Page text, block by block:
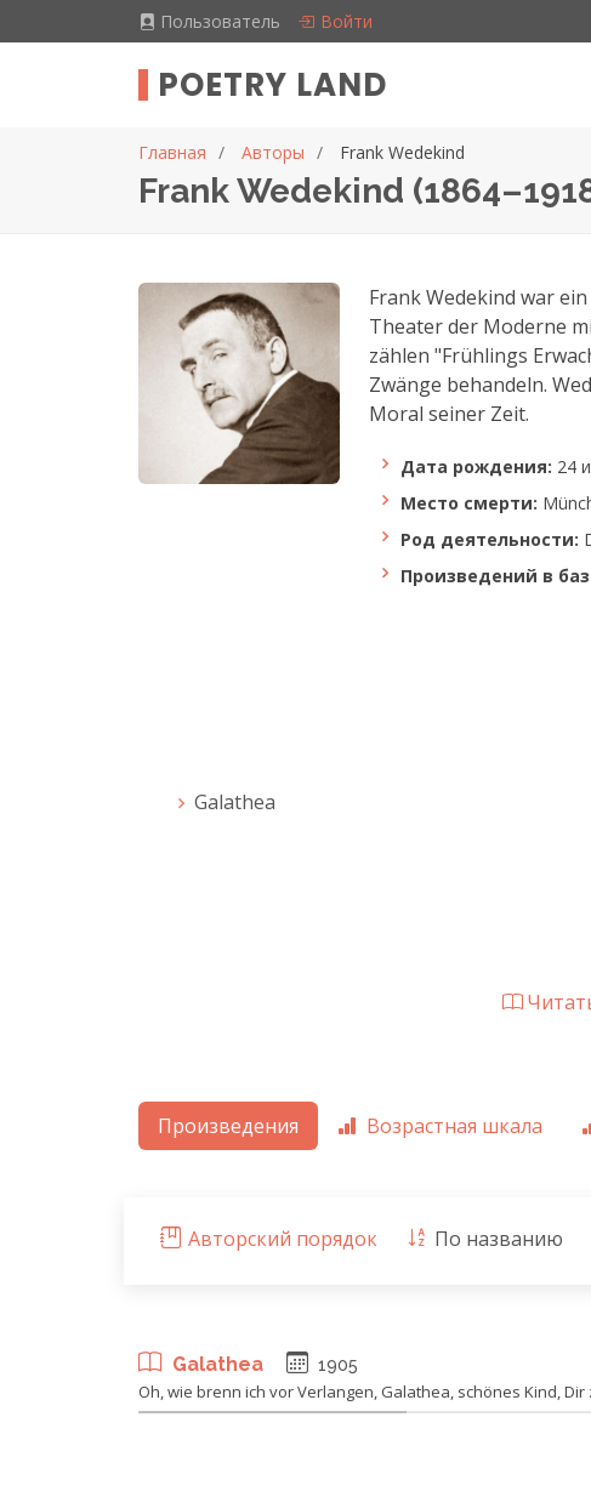
Пользователь Войти
POETRY LAND
Главная Авторы Frank Wedekind
Frank Wedekind
Frank Wedekind war
Theater der Moderne
zählen "Frühlings
Zwänge behandeln.
Moral seiner Zeit.
Дата рождения: 24
Место смерти:
Род деятельности:
Произведений в
Galathea
Произведения Возрастная шкала
Авторский порядок По названию
Galathea 1905
Oh, wie brenn ich vor Verlangen, Galathea, schönes Kind,